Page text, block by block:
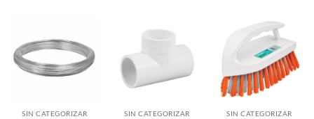
SIN CATEGORIZAR SIN CATEGORIZAR SIN CATEGORIZAR